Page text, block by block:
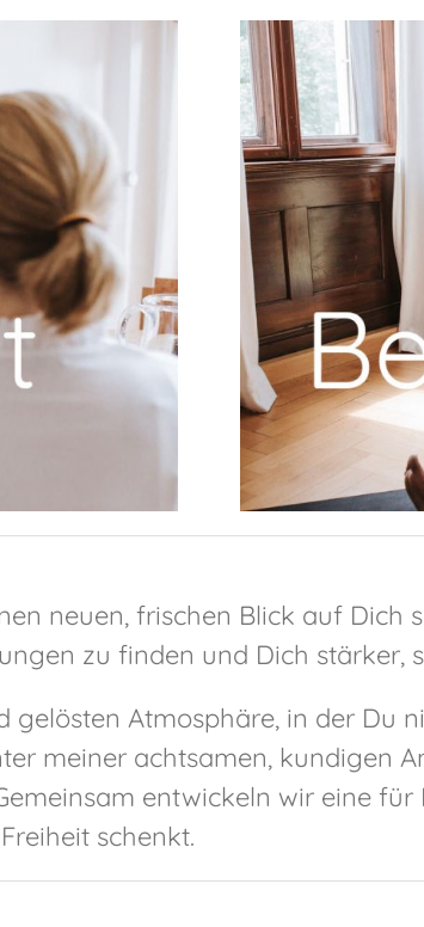
neuen, frischen Blick auf Dich
zu finden und Dich stärker,
Atmosphäre, in der Du
meiner achtsamen, kundigen
entwickeln wir eine
schenkt.